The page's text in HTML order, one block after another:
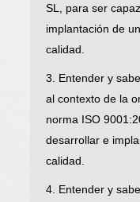
SL, para ser
implantación de
calidad.
3. Entender y
al contexto de la
norma ISO
desarrollar e
calidad.
4. Entender y